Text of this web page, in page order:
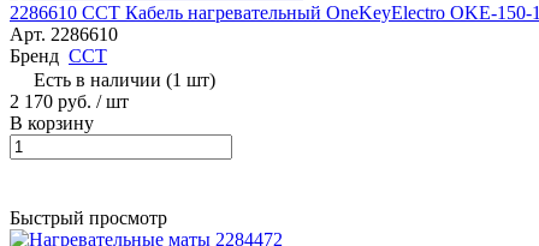
2286610 ССТ Кабель нагревательный OneKeyElectro OKE-150-
Арт. 2286610
Бренд ССТ
Есть в наличии (1 шт)
2 170 руб. / шт
В корзину
Быстрый просмотр